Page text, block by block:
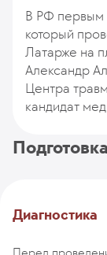
В РФ первым
который
Латарже на
Александр
Центра
кандидат
Диагностика